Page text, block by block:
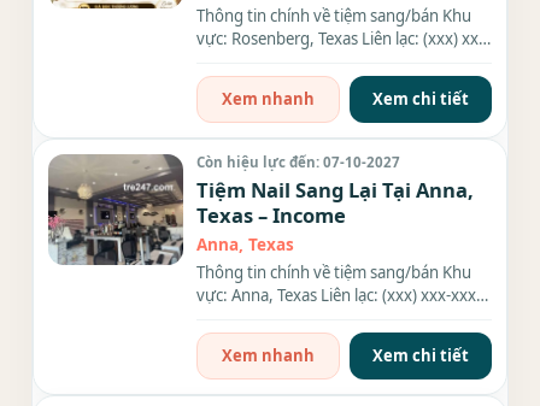
Thông tin chính về tiệm sang/bán Khu
vực: Rosenberg, Texas Liên lạc: (xxx) xxx-
Xem nhanh
Xem chi tiết
Còn hiệu lực đến: 07-10-2027
Tiệm Nail Sang Lại Tại Anna,
Texas – Income
Anna, Texas
Thông tin chính về tiệm sang/bán Khu
vực: Anna, Texas Liên lạc: (xxx) xxx-xxxx
Xem nhanh
Xem chi tiết